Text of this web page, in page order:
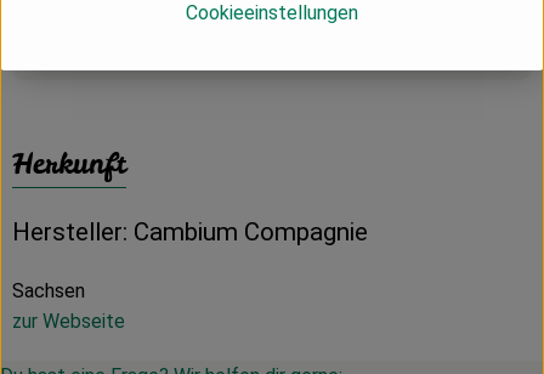
Herkunft
Hersteller: Cambium Compagnie
Sachsen
zur Webseite
Cookieeinstellungen